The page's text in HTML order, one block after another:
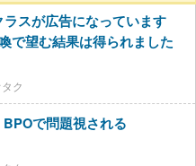
ラスが広告になっています
で望む結果は得られました
ク
BPOで問題視される